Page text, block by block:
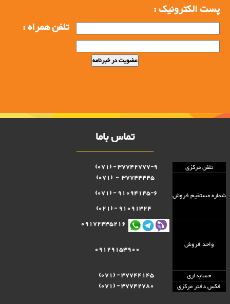
پست الکترونیک :
تلفن همراه :
تماس باما
تلفن مرکزی 37742777-9 - (071)
شماره مستقيم فروش
91094145-6 - (071)
واحد فروش
09172435216
حسابداری
37744145 - (071)
فکس دفتر مرکزی
37742780 - (071)